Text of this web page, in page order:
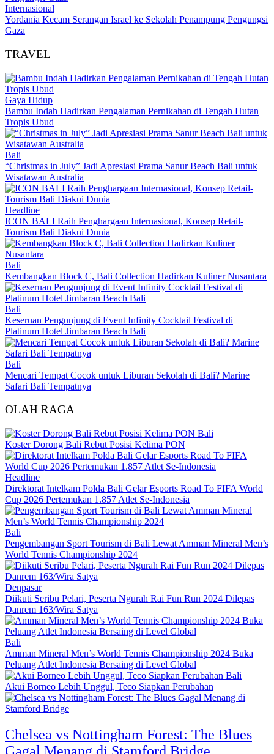
Internasional
Yordania Kecam Serangan Israel ke Sekolah Penampung Pengungsi
Gaza
TRAVEL
Gaya Hidup
Bambu Indah Hadirkan Pengalaman Pernikahan di Tengah Hutan
Tropis Ubud
Bali
“Christmas in July” Jadi Apresiasi Prama Sanur Beach Bali untuk
Wisatawan Australia
Headline
ICON BALI Raih Penghargaan Internasional, Konsep Retail-
Tourism Bali Diakui Dunia
Bali
Kembangkan Block C, Bali Collection Hadirkan Kuliner Nusantara
Bali
Keseruan Pengunjung di Event Infinity Cocktail Festival di
Platinum Hotel Jimbaran Beach Bali
Bali
Mencari Tempat Cocok untuk Liburan Sekolah di Bali? Marine
Safari Bali Tempatnya
OLAH RAGA
Bali
Koster Dorong Bali Rebut Posisi Kelima PON
Headline
Direktorat Intelkam Polda Bali Gelar Esports Road To FIFA World
Cup 2026 Pertemukan 1.857 Atlet Se-Indonesia
Bali
Pengembangan Sport Tourism di Bali Lewat Amman Mineral Men’s
World Tennis Championship 2024
Denpasar
Diikuti Seribu Pelari, Peserta Ngurah Rai Fun Run 2024 Dilepas
Danrem 163/Wira Satya
Bali
Amman Mineral Men’s World Tennis Championship 2024 Buka
Peluang Atlet Indonesia Bersaing di Level Global
Bali
Akui Borneo Lebih Unggul, Teco Siapkan Perubahan
Chelsea vs Nottingham Forest: The Blues